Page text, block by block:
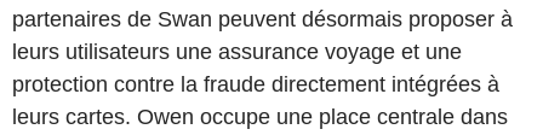
partenaires de Swan peuvent désormais proposer à
leurs utilisateurs une assurance voyage et une
protection contre la fraude directement intégrées à
leurs cartes. Owen occupe une place centrale dans